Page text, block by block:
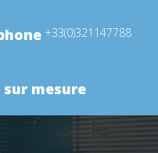
+33(0)321147788
mesure